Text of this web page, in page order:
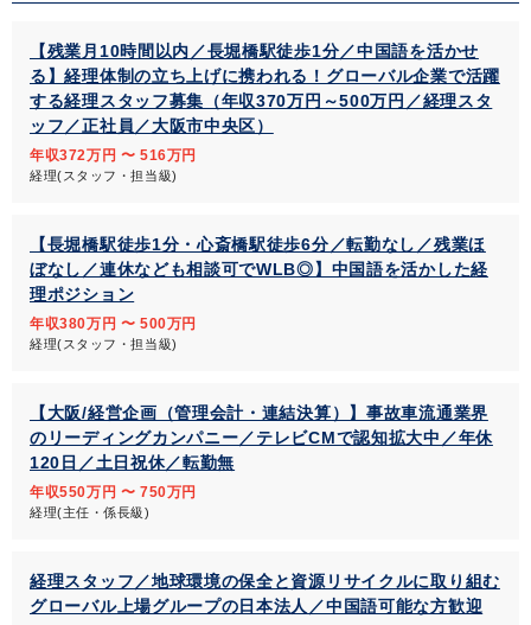
【残業月10時間以内／長堀橋駅徒歩1分／中国語を活かせ
る】経理体制の立ち上げに携われる！グローバル企業で活躍
する経理スタッフ募集（年収370万円～500万円／経理スタ
ッフ／正社員／大阪市中央区）
年収372万円 〜 516万円
経理(スタッフ・担当級)
【長堀橋駅徒歩1分・心斎橋駅徒歩6分／転勤なし／残業ほ
ぼなし／連休なども相談可でWLB◎】中国語を活かした経
理ポジション
年収380万円 〜 500万円
経理(スタッフ・担当級)
【大阪/経営企画（管理会計・連結決算）】事故車流通業界
のリーディングカンパニー／テレビCMで認知拡大中／年休
120日／土日祝休／転勤無
年収550万円 〜 750万円
経理(主任・係長級)
経理スタッフ／地球環境の保全と資源リサイクルに取り組む
グローバル上場グループの日本法人／中国語可能な方歓迎